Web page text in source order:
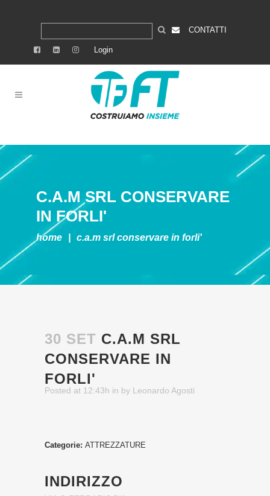
CONTATTI
Login
C.A.M SRL CONSERVARE
IN FORLI'
home c.a.m srlconservare in forli'
30 SET C.A.M SRL
CONSERVARE IN
FORLI'
Posted at 12:43h in by Leonardo Agosti
Categorie: ATTREZZATURE
INDIRIZZO